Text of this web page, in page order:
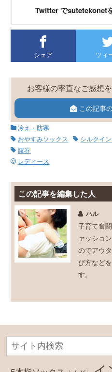
Twitter でsutetekonet
シェア ツィ
お客様の率直なご感想
この記事
冷え・防寒
おやすみソックス
シルクイ
腹巻
レディース
この記事を編集した人
ハル
子育て奮
ァッショ
のでアウ
び方など
す。